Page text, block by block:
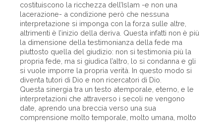
costituiscono la ricchezza dell’Islam -e non una
lacerazione- a condizione però che nessuna
interpretazione si imponga con la forza sulle altre,
altrimenti è l’inizio della deriva. Questa infatti non è più
la dimensione della testimonianza della fede ma
piuttosto quella del giudizio: non si testimonia più la
propria fede, ma si giudica l’altro, lo si condanna e gli
si vuole imporre la propria verità. In questo modo si
diventa tutori di Dio e non ricercatori di Dio.
Questa sinergia tra un testo atemporale, eterno, e le
interpretazioni che attraverso i secoli ne vengono
date, aprendo una breccia verso una sua
comprensione molto temporale, molto umana, molto